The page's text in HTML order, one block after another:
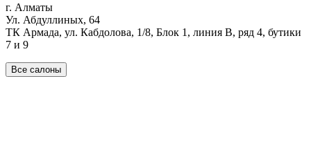
г. Алматы
Ул. Абдуллиных, 64
ТК Армада, ул. Кабдолова, 1/8, Блок 1, линия В, ряд 4, бутики
7 и 9
Все салоны